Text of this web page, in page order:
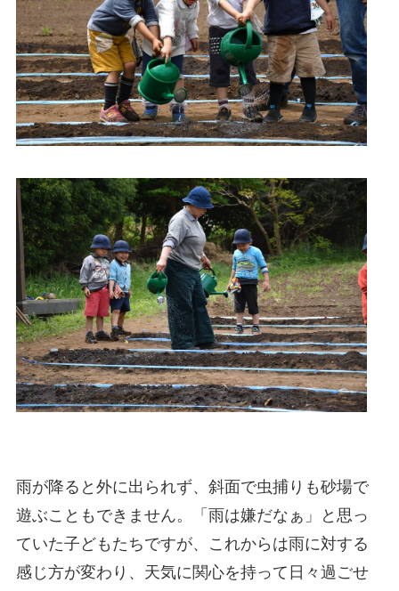
雨が降ると外に出られず、斜面で虫捕りも砂場で
遊ぶこともできません。「雨は嫌だなぁ」と思っ
ていた子どもたちですが、これからは雨に対する
感じ方が変わり、天気に関心を持って日々過ごせ